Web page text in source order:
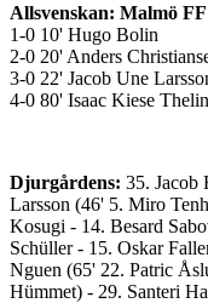
Allsvenskan: Malmö
1-0 10' Hugo Bolin
2-0 20' Anders
3-0 22' Jacob Une
4-0 80' Isaac Kiese Thelin
Djurgårdens: 35. Jacob
Larsson (46' 5. Miro
Kosugi - 14. Besard
Schüller - 15. Oskar
Nguen (65' 22. Patric
Hümmet) - 29. Santeri